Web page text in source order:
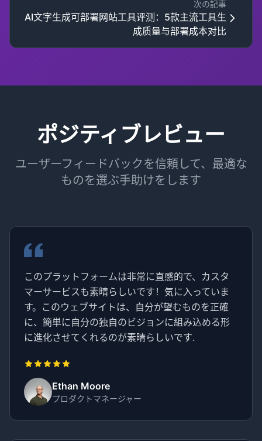
次の記事
AI文字生成可部署网站工具评测：5款主流工具生
成质量与部署成本对比
ポジティブレビュー
ユーザーフィードバックを信頼して、最適な
ものを選ぶ手助けをします
このプラットフォームは非常に直感的で、カスタ
マーサービスも素晴らしいです！気に入っていま
す。このウェブサイトは、自分が望むものを正確
に、簡単に自分の独自のビジョンに組み込める形
に進化させてくれるのが素晴らしいです.
Ethan Moore
プロダクトマネージャー